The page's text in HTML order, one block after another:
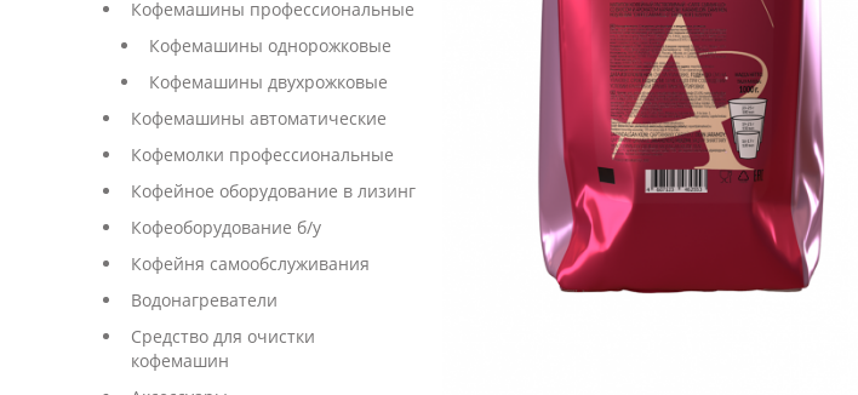
Кофемашины профессиональные
Кофемашины однорожковые
Кофемашины двухрожковые
Кофемашины автоматические
Кофемолки профессиональные
Кофейное оборудование в лизинг
Кофеоборудование б/у
Кофейня самообслуживания
Водонагреватели
Средство для очистки
кофемашин